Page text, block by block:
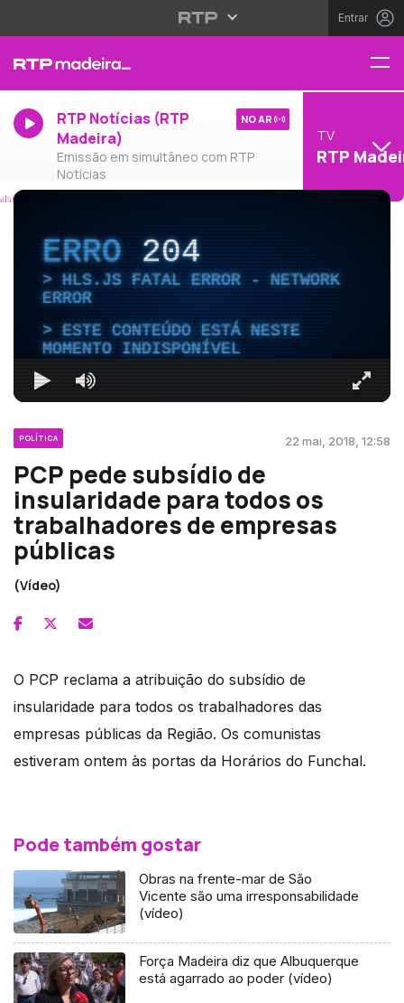
Entrar
RTP Notícias (RTP
Madeira)
Emissão em simultâneo com RTP
Notícias
NO AR
TV
RTP
ERRO204
HLS.JS FATAL ERROR - NETWORK
ERROR
ESTE CONTEÚDO ESTÁ NESTE
MOMENTO INDISPONÍVEL
POLÍTICA 22 mai, 2018, 12:58
PCP pede subsídio de
insularidade para todos os
trabalhadores de empresas
públicas
(Vídeo)
O PCP reclama a atribuição do subsídio de
insularidade para todos os trabalhadores das
empresas públicas da Região. Os comunistas
estiveram ontem às portas da Horários do Funchal.
Pode também gostar
Obras na frente-mar de São
Vicente são uma irresponsabilidade
(vídeo)
Força Madeira diz que Albuquerque
está agarrado ao poder (vídeo)